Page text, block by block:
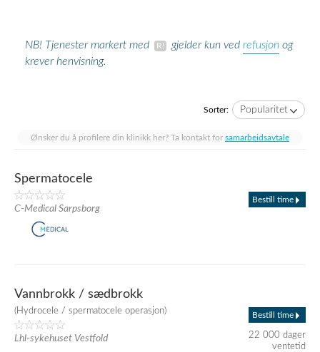
NB! Tjenester markert med gjelder kun ved refusjon og
krever henvisning.
Sorter: Popularitet
Ønsker du å profilere din klinikk her? Ta kontakt for samarbeidsavtale
Spermatocele
C-Medical Sarpsborg
Bestill time
Vannbrokk / sædbrokk
(Hydrocele / spermatocele operasjon)
Lhl-sykehuset Vestfold
Bestill time
22 000 dager
ventetid